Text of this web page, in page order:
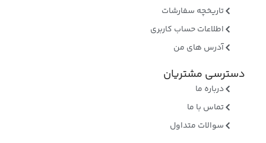
تاریخچه سفارشات
اطلاعات حساب کاربری
آدرس های من
دسترسی مشتریان
درباره ما
تماس با ما
سوالات متداول